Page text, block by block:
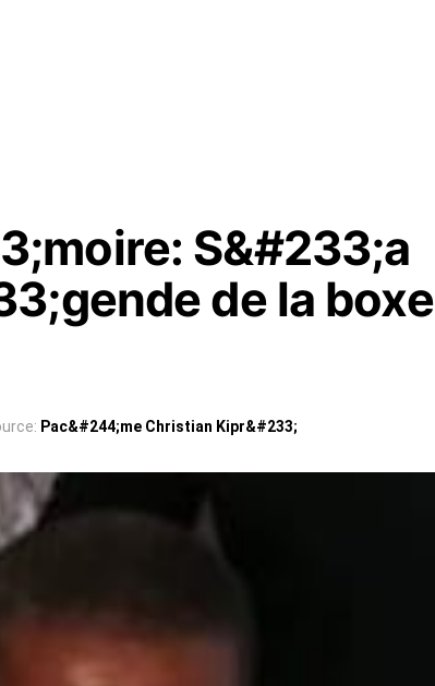
S&#233;a
de la boxe
Pac&#244;me Christian Kipr&#233;